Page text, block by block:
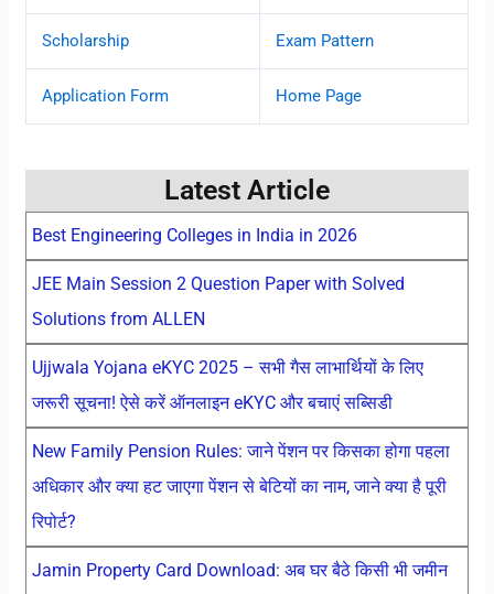
Scholarship Exam Pattern
Application Form Home Page
Latest Article
Best Engineering Colleges in India in 2026
JEE Main Session 2 Question Paper with Solved
Solutions from ALLEN
Ujjwala Yojana eKYC 2025 – सभी गैस लाभार्थियों के लिए
जरूरी सूचना! ऐसे करें ऑनलाइन eKYC और बचाएं सब्सिडी
New Family Pension Rules: जाने पेंशन पर किसका होगा पहला
अधिकार और क्या हट जाएगा पेंशन से बेटियों का नाम, जाने क्या है पूरी
रिपोर्ट?
Jamin Property Card Download: अब घर बैठे किसी भी जमीन